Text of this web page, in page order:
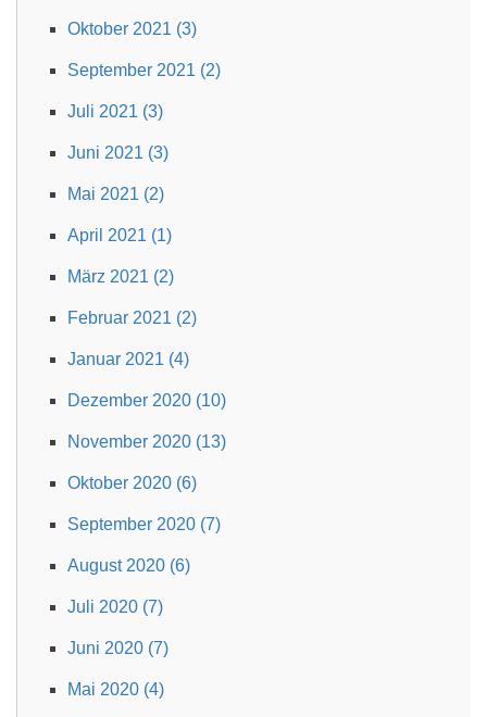
Oktober 2021 (3)
September 2021 (2)
Juli 2021 (3)
Juni 2021 (3)
Mai 2021 (2)
April 2021 (1)
März 2021 (2)
Februar 2021 (2)
Januar 2021 (4)
Dezember 2020 (10)
November 2020 (13)
Oktober 2020 (6)
September 2020 (7)
August 2020 (6)
Juli 2020 (7)
Juni 2020 (7)
Mai 2020 (4)